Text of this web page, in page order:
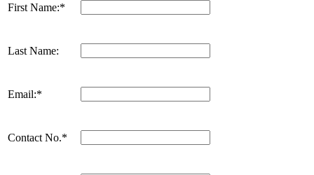
First Name:*
Last Name:
Email:*
Contact No.*